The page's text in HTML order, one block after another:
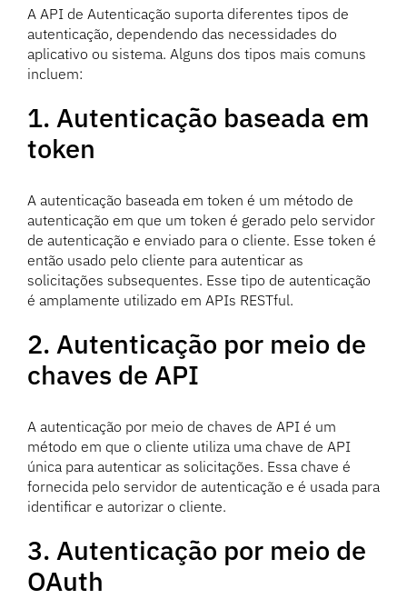
A API de Autenticação suporta diferentes tipos de
autenticação, dependendo das necessidades do
aplicativo ou sistema. Alguns dos tipos mais comuns
incluem:
1. Autenticação baseada em
token
A autenticação baseada em token é um método de
autenticação em que um token é gerado pelo servidor
de autenticação e enviado para o cliente. Esse token é
então usado pelo cliente para autenticar as
solicitações subsequentes. Esse tipo de autenticação
é amplamente utilizado em APIs RESTful.
2. Autenticação por meio de
chaves de API
A autenticação por meio de chaves de API é um
método em que o cliente utiliza uma chave de API
única para autenticar as solicitações. Essa chave é
fornecida pelo servidor de autenticação e é usada para
identificar e autorizar o cliente.
3. Autenticação por meio de
OAuth